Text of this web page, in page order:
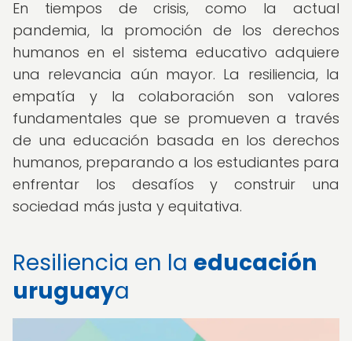
En tiempos de crisis, como la actual
pandemia, la promoción de los derechos
humanos en el sistema educativo adquiere
una relevancia aún mayor. La resiliencia, la
empatía y la colaboración son valores
fundamentales que se promueven a través
de una educación basada en los derechos
humanos, preparando a los estudiantes para
enfrentar los desafíos y construir una
sociedad más justa y equitativa.
Resiliencia en la educación
uruguaya